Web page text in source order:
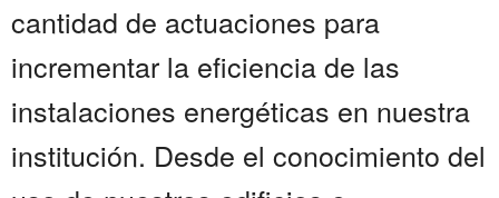
cantidad de actuaciones para
incrementar la eficiencia de las
instalaciones energéticas en nuestra
institución. Desde el conocimiento del